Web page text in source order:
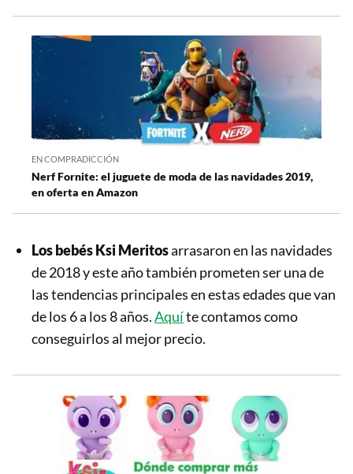
EN COMPRADICCIÓN
Nerf Fornite: el juguete de moda de las navidades 2019,
en oferta en Amazon
Los bebés Ksi Meritosarrasaron en las navidades
de 2018 y este año también prometen ser una de
las tendencias principales en estas edades que van
de los 6 a los 8 años.Aquíte contamos como
conseguirlos al mejor precio.